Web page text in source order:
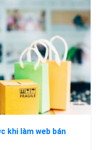
khi làm web bán